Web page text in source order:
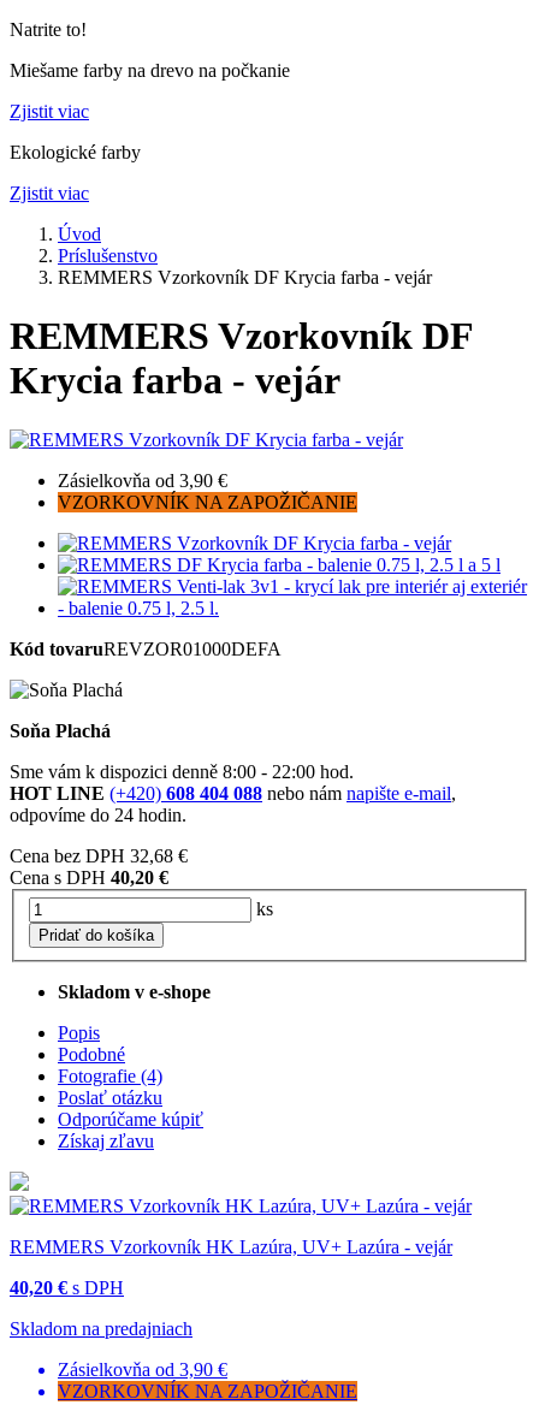
Natrite to!
Miešame farby na drevo na počkanie
Zjistit viac
Ekologické farby
Zjistit viac
Úvod
Príslušenstvo
REMMERS Vzorkovník DF Krycia farba - vejár
REMMERS Vzorkovník DF
Krycia farba - vejár
Zásielkovňa od 3,90 €
VZORKOVNÍK NA ZAPOŽIČANIE
Kód tovaruREVZOR01000DEFA
Soňa Plachá
Sme vám k dispozici denně 8:00 - 22:00 hod.
HOT LINE (+420) 608 404 088 nebo nám napište e-mail,
odpovíme do 24 hodin.
Cena bez DPH 32,68 €
Cena s DPH 40,20 €
ks
Pridať do košíka
Skladom v e-shope
Popis
Podobné
Fotografie (4)
Poslať otázku
Odporúčame kúpiť
Získaj zľavu
REMMERS Vzorkovník HK Lazúra, UV+ Lazúra - vejár
40,20 € s DPH
Skladom na predajniach
Zásielkovňa od 3,90 €
VZORKOVNÍK NA ZAPOŽIČANIE